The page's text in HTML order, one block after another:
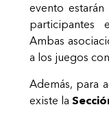
evento
participantes
Ambas
a los juegos
Además, para
existe la